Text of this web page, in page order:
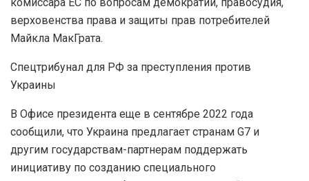
комиссара ЕС по вопросам демократии, правосудия,
верховенства права и защиты прав потребителей
Майкла МакГрата.
Спецтрибунал для РФ за преступления против
Украины
В Офисе президента еще в сентябре 2022 года
сообщили, что Украина предлагает странам G7 и
другим государствам-партнерам поддержать
инициативу по созданию специального